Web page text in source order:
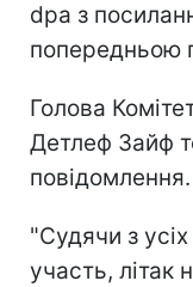
dpa з
попередньою
Голова
Детлеф Зайф
повідомлення.
"Судячи з
участь, літак